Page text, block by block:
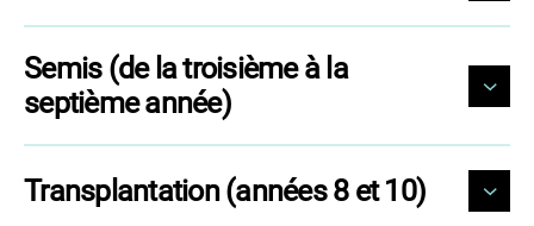
Semis (de la troisième à la
septième année)
Transplantation (années 8 et 10)